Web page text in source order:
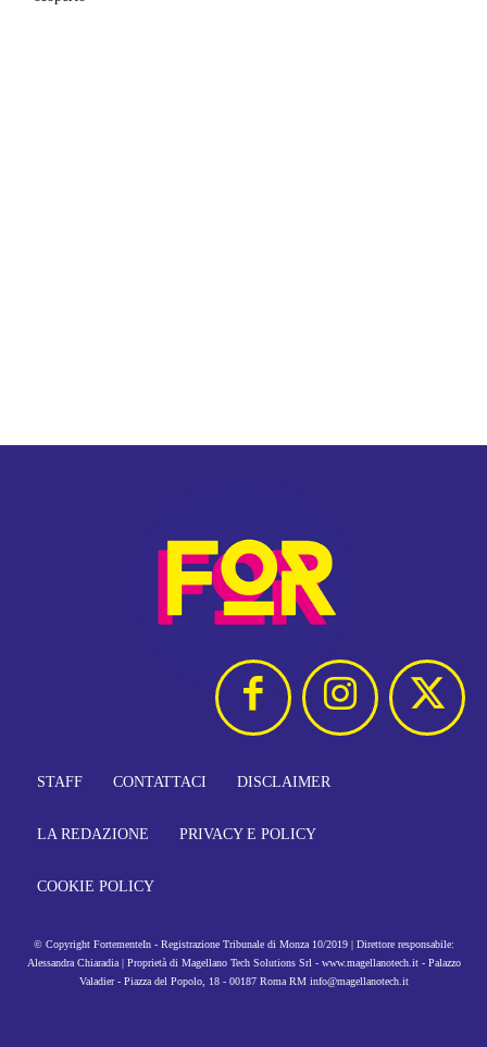
STAFF CONTATTACI DISCLAIMER
LA REDAZIONE PRIVACY E POLICY
COOKIE POLICY
© Copyright FortementeIn - Registrazione Tribunale di Monza 10/2019 | Direttore responsabile:
Alessandra Chiaradia | Proprietà di Magellano Tech Solutions Srl - www.magellanotech.it - Palazzo
Valadier - Piazza del Popolo, 18 - 00187 Roma RM info@magellanotech.it